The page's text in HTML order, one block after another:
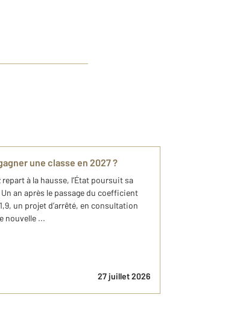
une classe en 2027 ?
à la hausse, l’État poursuit sa
an après le passage du coefficient
un projet d’arrêté, en consultation
nouvelle ...
27 juillet 2026